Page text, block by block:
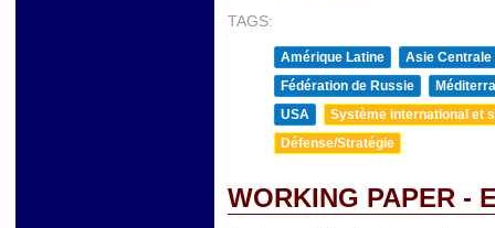
TAGS:
Amérique Latine
Asie Centrale
Fédération de Russie
USA
Système international et
Défense/Stratégie
WORKING PAPER -